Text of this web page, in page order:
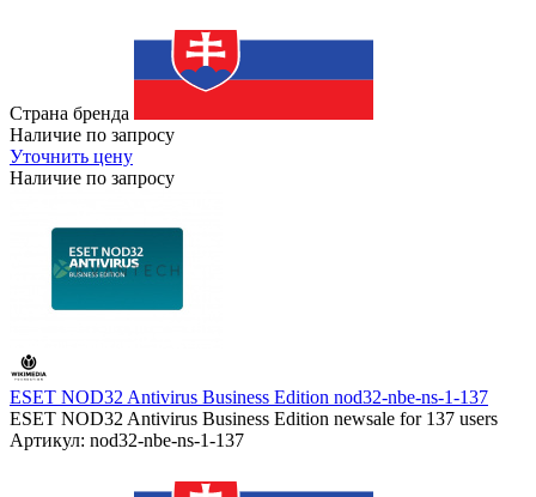
Страна бренда
Наличие по запросу
Уточнить цену
Наличие по запросу
ESET NOD32 Antivirus Business Edition nod32-nbe-ns-1-137
ESET NOD32 Antivirus Business Edition newsale for 137 users
Артикул: nod32-nbe-ns-1-137